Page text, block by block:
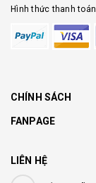
Hình thức thanh toán
CHÍNH SÁCH
FANPAGE
LIÊN HỆ